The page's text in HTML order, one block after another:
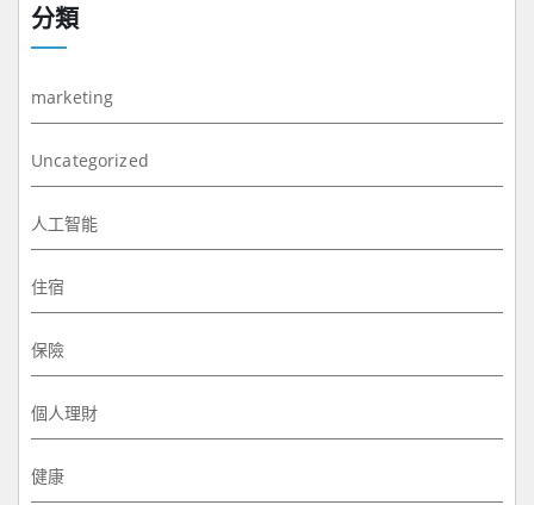
分類
marketing
Uncategorized
人工智能
住宿
保險
個人理財
健康